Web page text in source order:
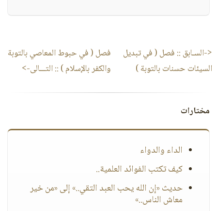
<-السـابق :: فصل ( في تبديل
السيئات حسنات بالتوبة )
فصل ( في حبوط المعاصي بالتوبة
والكفر بالإسلام ) :: التـــالى->
مختارات
الداء والدواء
كيف تكتب الفوائد العلمية..
حديث «إن الله يحب العبد التقي..» إلى «من خير
معاش الناس..»